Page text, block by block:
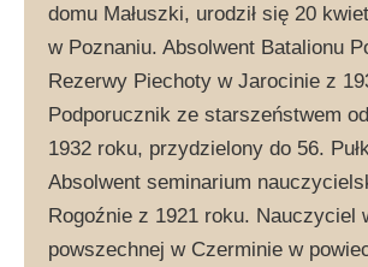
domu Małuszki, urodził się 20
w Poznaniu. Absolwent Batalionu
Rezerwy Piechoty w Jarocinie z
Podporucznik ze starszeństwem
1932 roku, przydzielony do 56.
Absolwent seminarium
Rogoźnie z 1921 roku. Nauczyciel
powszechnej w Czerminie w